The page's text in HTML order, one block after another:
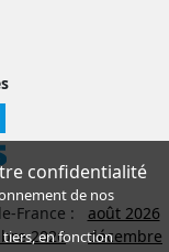
France :
août 2026
2026
décembre
confidentialité
de nos
tiers, en fonction